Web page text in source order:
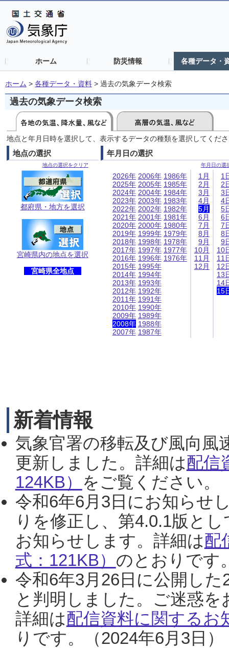
ホーム 防災情報 各種データ・
ホーム > 各種データ・資料 > 過去の気象データ検索
過去の気象データ検索
地点と年月日時を選択して、表示するデータの種類を選択してくだ
地点の選択
地点の選択をクリア
都府県・地方を選択
宮崎県内の地点を選択
宮崎県全地点
年月日の選択
年月日の選
2026年
2025年
2024年
2023年
2022年
2021年
2020年
2019年
2018年
2017年
2016年
2015年
2014年
2013年
2012年
2011年
2010年
2009年
2008年
2007年
2006年
2005年
2004年
2003年
2002年
2001年
2000年
1999年
1998年
1997年
1996年
1995年
1994年
1993年
1992年
1991年
1990年
1989年
1988年
1987年
1986年
1985年
1984年
1983年
1982年
1981年
1980年
1979年
1978年
1977年
1976年
1月
2月
3月
4月
5月
6月
7月
8月
9月
10月
11月
12月
1
2
3
4
5
6
7
8
9
10
11
12
13
14
15
新着情報
気象官署の移転及び風向風
更新しました。詳細は配信
124KB） をご覧ください。
令和6年6月3日にお知らせ
りを修正し、第4.0.1版と
お知らせします。詳細は配
式：121KB） のとおりです
令和6年3月26日に公開し
と判明しました。ご迷惑
詳細は配信資料に関するお
りです。（2024年6月3日）